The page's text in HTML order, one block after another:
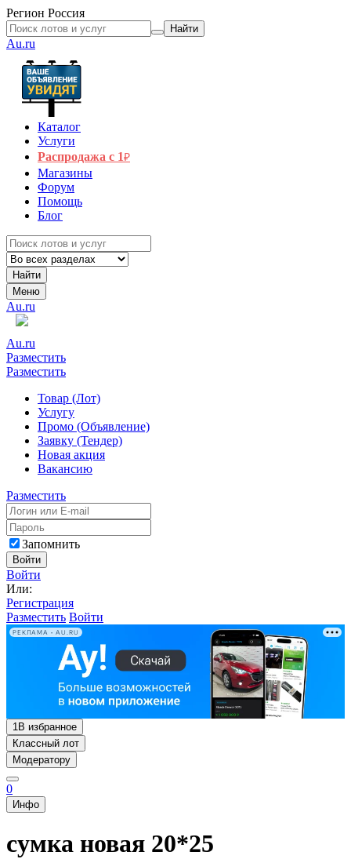
Регион Россия
Найти
Au.ru
Каталог
Услуги
Распродажа с 1₽
Магазины
Форум
Помощь
Блог
Найти
Меню
Au.ru
Au.ru
Разместить
Разместить
Товар (Лот)
Услугу
Промо (Объявление)
Заявку (Тендер)
Новая акция
Вакансию
Разместить
Запомнить
Войти
Войти
Или:
Регистрация
Разместить Войти
РЕКЛАМА • AU.RU
1В избранное
Классный лот
Модератору
0
Инфо
сумка новая 20*25